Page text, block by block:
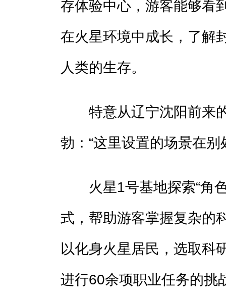
存体验中心，游客能够看
在火星环境中成长，了解
人类的生存。
特意从辽宁沈阳前来
勃：“这里设置的场景在别
火星1号基地探索“角色
式，帮助游客掌握复杂的
以化身火星居民，选取科
进行60余项职业任务的挑